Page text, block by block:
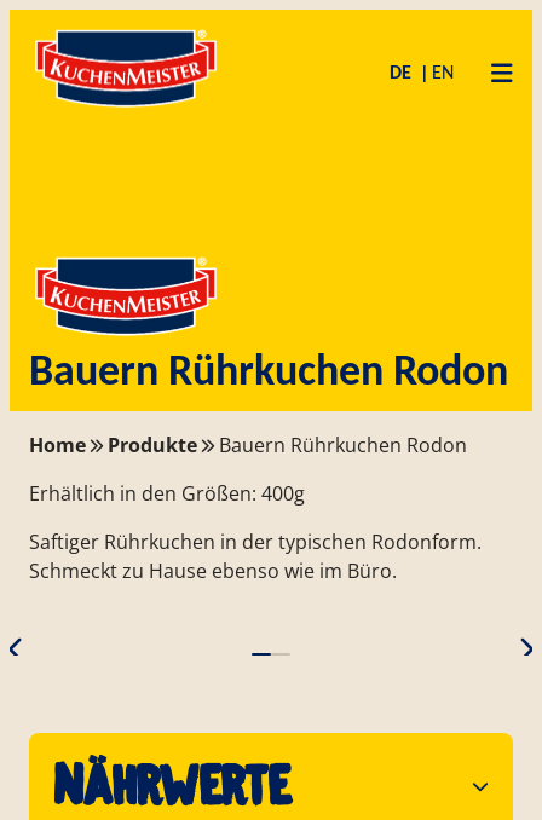
Inhalt
springen
content
DE EN
Bauern Rührkuchen Rodon
Home Produkte
Bauern Rührkuchen Rodon
Erhältlich in den Größen: 400g
Saftiger Rührkuchen in der typischen Rodonform.
Schmeckt zu Hause ebenso wie im Büro.
Nährwerte